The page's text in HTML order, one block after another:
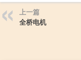
上一篇
全桥电机